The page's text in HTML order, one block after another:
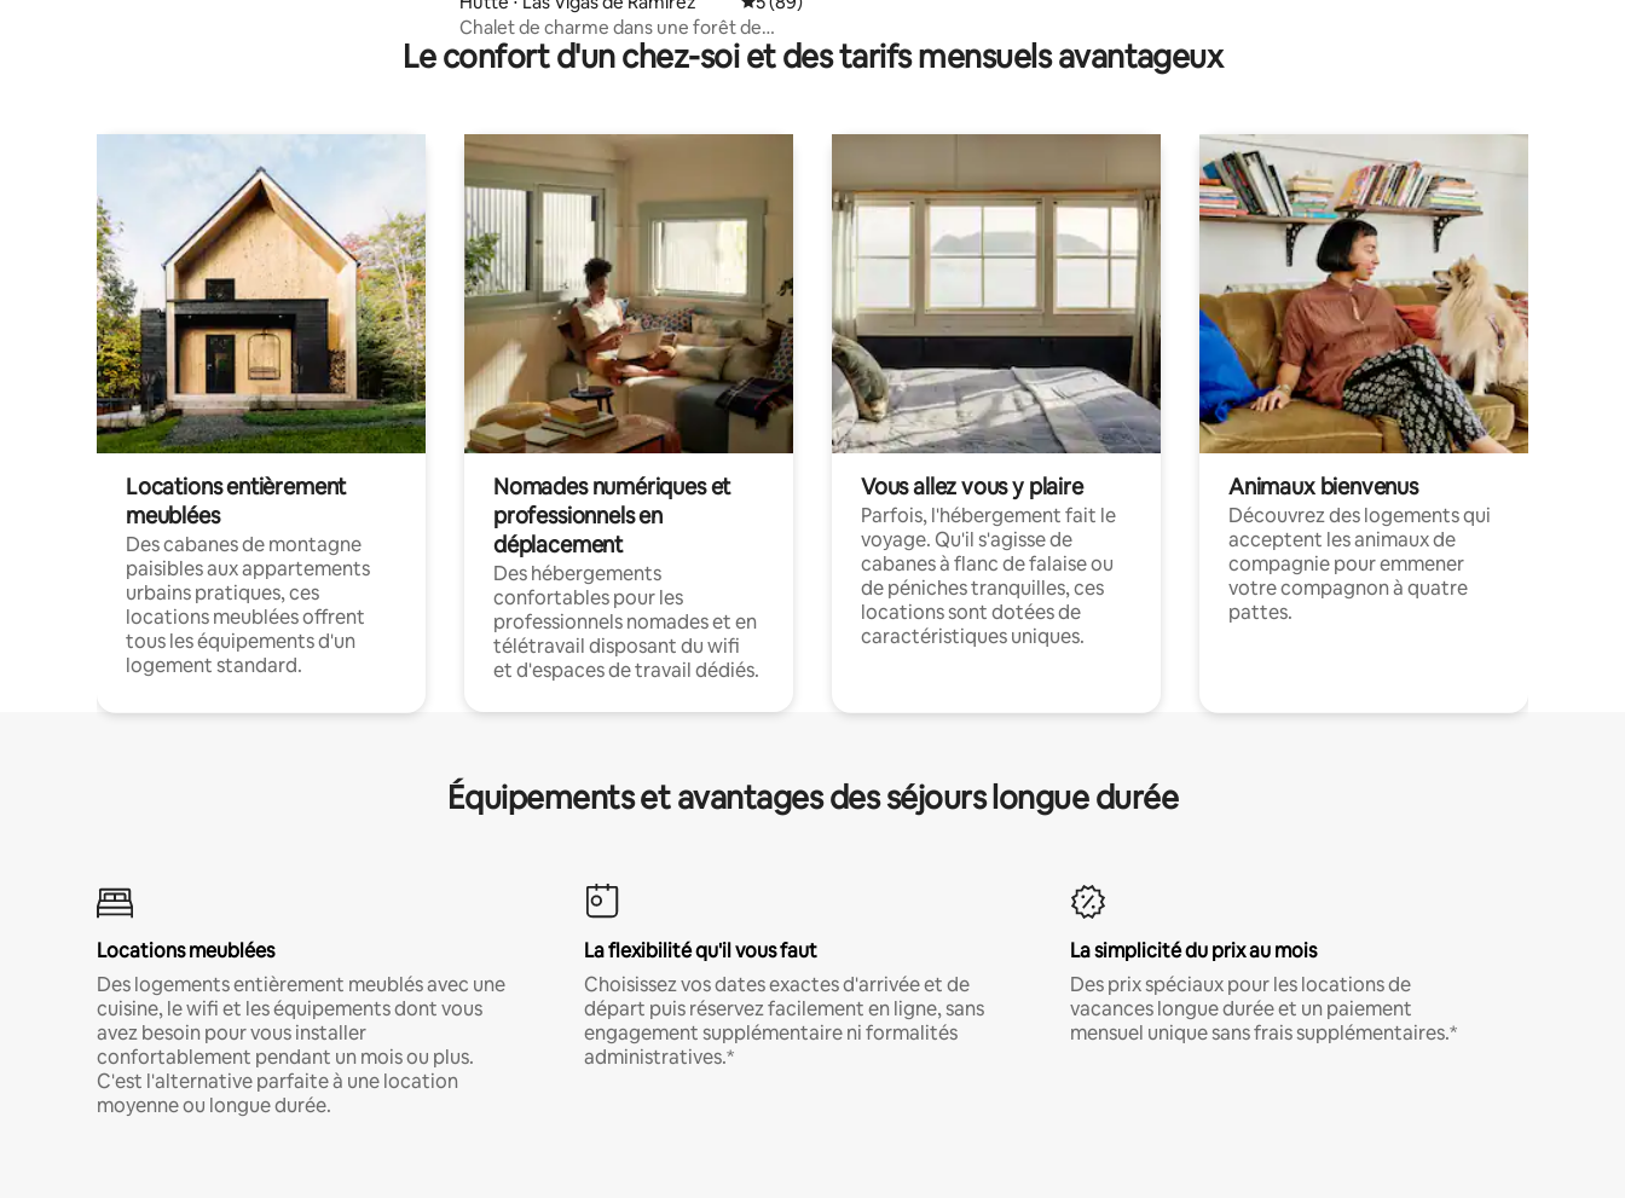
Chalet de charme dans une forêt de
nuages
Le confort d'un chez-soi et des tarifs mensuels avantageux
Locations entièrement
meublées
Des cabanes de montagne
paisibles aux appartements
urbains pratiques, ces
locations meublées offrent
tous les équipements d'un
logement standard.
Nomades numériques et
professionnels en
déplacement
Des hébergements
confortables pour les
professionnels nomades et en
télétravail disposant du wifi
et d'espaces de travail dédiés.
Vous allez vous y plaire
Parfois, l'hébergement fait le
voyage. Qu'il s'agisse de
cabanes à flanc de falaise ou
de péniches tranquilles, ces
locations sont dotées de
caractéristiques uniques.
Animaux bienvenus
Découvrez des logements qui
acceptent les animaux de
compagnie pour emmener
votre compagnon à quatre
pattes.
Équipements et avantages des séjours longue durée
Locations meublées
Des logements entièrement meublés avec une
cuisine, le wifi et les équipements dont vous
avez besoin pour vous installer
confortablement pendant un mois ou plus.
C'est l'alternative parfaite à une location
moyenne ou longue durée.
La flexibilité qu'il vous faut
Choisissez vos dates exactes d'arrivée et de
départ puis réservez facilement en ligne, sans
engagement supplémentaire ni formalités
administratives.*
La simplicité du prix au mois
Des prix spéciaux pour les locations de
vacances longue durée et un paiement
mensuel unique sans frais supplémentaires.*